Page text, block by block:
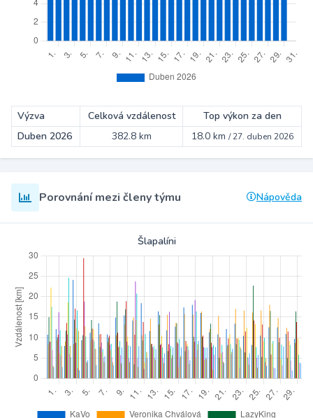
Výzva Celková vzdálenost
Top výkon za den
Duben 2026
382.8 km 18.0 km /27. duben 2026
Porovnání mezi členy týmu Nápověda
Šlapalíni